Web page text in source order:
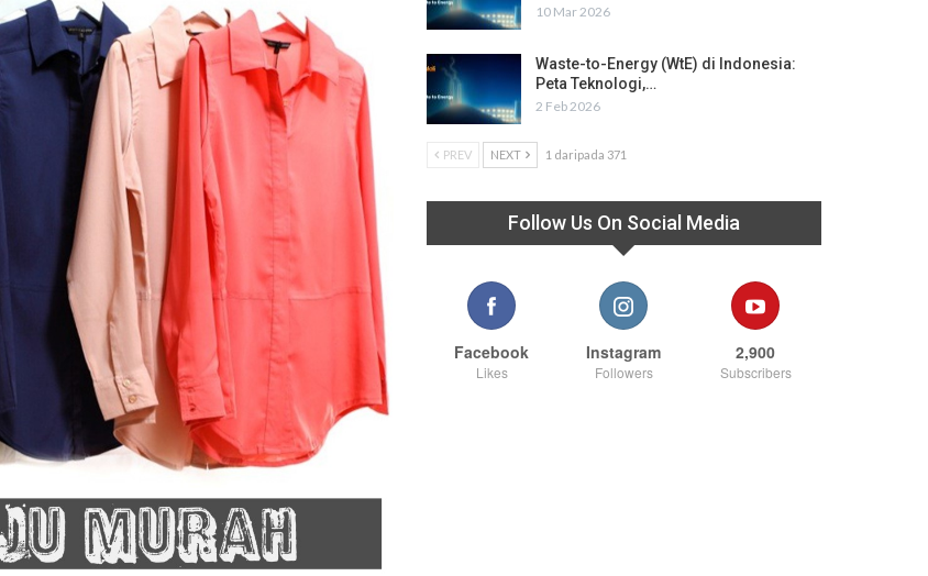
10 Mar 2026
Waste-to-Energy (WtE) di Indonesia:
Peta Teknologi,…
2 Feb 2026
PREV NEXT 1 daripada 371
Follow Us On Social Media
Facebook
Likes
Instagram
Followers
2,900
Subscribers